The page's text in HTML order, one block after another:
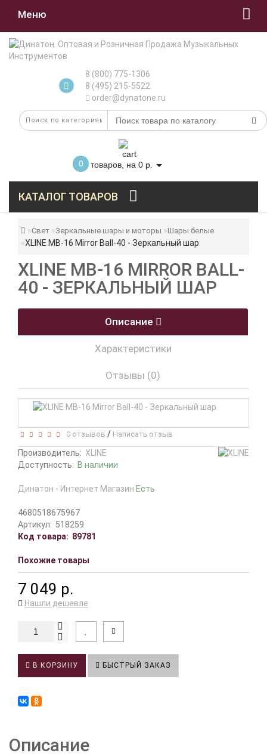
Меню
8 (800) 775-1306
8 (495) 215-5522
order@dynatone.ru
0 товаров, на 0 р.
КАТАЛОГ ТОВАРОВ
Свет Зеркальные шары и моторы Шары белые
XLINE MB-16 Mirror Ball-40 - Зеркальный шар
XLINE MB-16 MIRROR BALL-
40 - ЗЕРКАЛЬНЫЙ ШАР
Описание
Характеристики
Отзывы (0)
0 отзывов / Написать отзыв
Производитель: XLINE
Доступность: В наличии
Динатон - Интернет Магазин Есть
4680518675967
Артикул: 518259
Код товара: 89781
Похожие товары
7 049 р.
Нашли дешевле
В КОРЗИНУ БЫСТРЫЙ ЗАКАЗ
Описание